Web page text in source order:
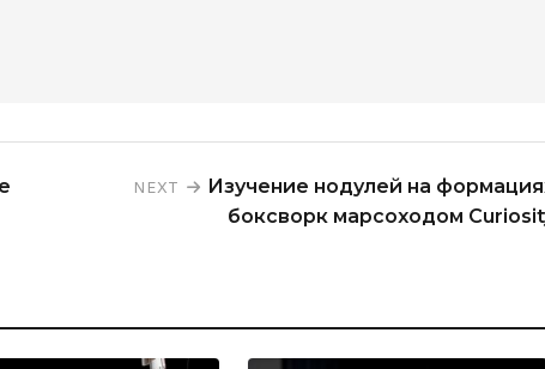
NEXT
Изучение нодулей на
боксворк марсоходом